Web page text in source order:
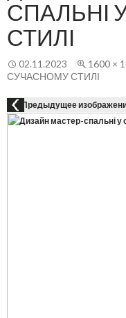
СПАЛЬНІ
СТИЛІ
02.11.2023 1600 ×
СУЧАСНОМУ СТИЛІ
Предыдущее